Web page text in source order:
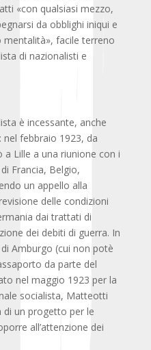
«con qualsiasi mezzo,
da obblighi iniqui e
facile terreno
di nazionalisti e
è incessante, anche
nel febbraio 1923, da
a Lille a una riunione con i
Francia, Belgio,
un appello alla
delle condizioni
dai trattati di
dei debiti di guerra. In
Amburgo (cui non potè
da parte del
nel maggio 1923 per la
socialista, Matteotti
di un progetto per le
all’attenzione dei